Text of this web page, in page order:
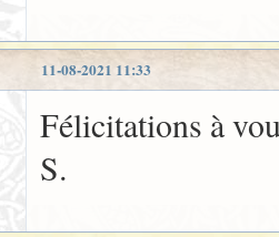
11-08-2021 11:33
Félicitations à
S.